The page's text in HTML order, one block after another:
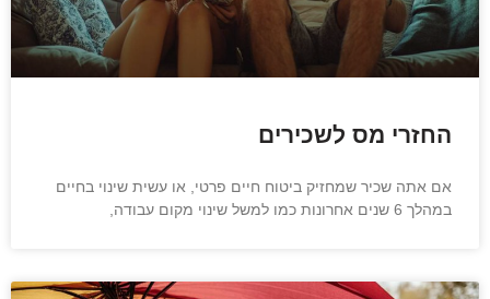
החזרי מס לשכירים
אם אתה שכיר שמחזיק ביטוח חיים פרטי, או עשית שינוי בחיים
במהלך 6 שנים אחרונות כמו למשל שינוי מקום עבודה,